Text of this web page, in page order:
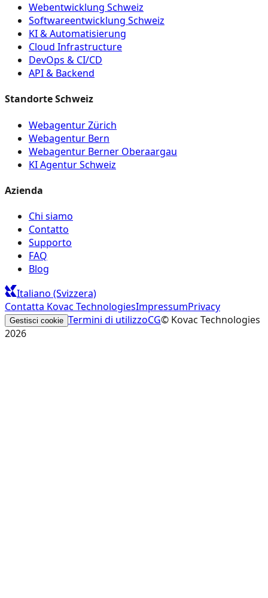
Webentwicklung Schweiz
Softwareentwicklung Schweiz
KI & Automatisierung
Cloud Infrastructure
DevOps & CI/CD
API & Backend
Standorte Schweiz
Webagentur Zürich
Webagentur Bern
Webagentur Berner Oberaargau
KI Agentur Schweiz
Azienda
Chi siamo
Contatto
Supporto
FAQ
Blog
Italiano (Svizzera)
Contatta Kovac TechnologiesImpressumPrivacy
Gestisci cookie Termini di utilizzoCG© Kovac Technologies
2026